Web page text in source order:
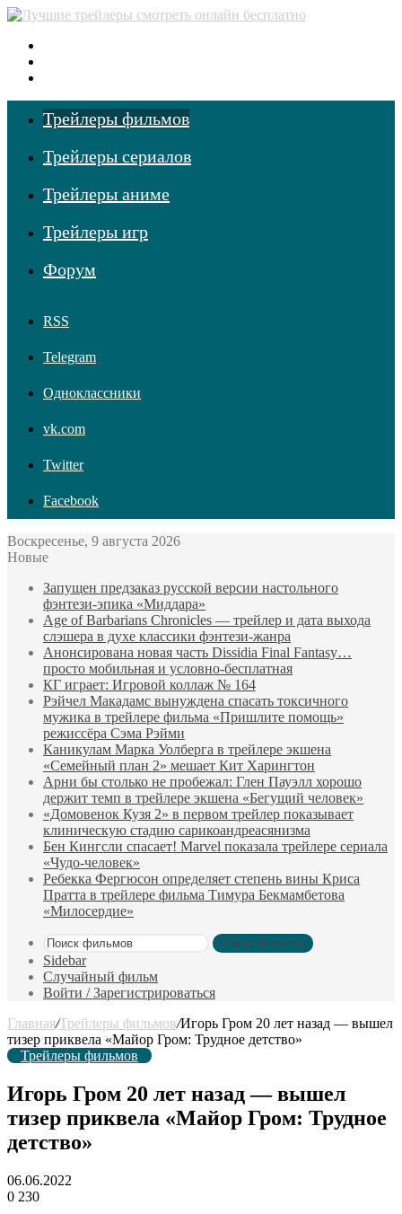
Трейлеры фильмов
Трейлеры сериалов
Трейлеры аниме
Трейлеры игр
Форум
RSS
Telegram
Одноклассники
vk.com
Twitter
Facebook
Воскресенье, 9 августа 2026
Новые
Запущен предзаказ русской версии настольного
фэнтези-эпика «Миддара»
Age of Barbarians Chronicles — трейлер и дата выхода
слэшера в духе классики фэнтези-жанра
Анонсирована новая часть Dissidia Final Fantasy…
просто мобильная и условно-бесплатная
КГ играет: Игровой коллаж № 164
Рэйчел Макадамс вынуждена спасать токсичного
мужика в трейлере фильма «Пришлите помощь»
режиссёра Сэма Рэйми
Каникулам Марка Уолберга в трейлере экшена
«Семейный план 2» мешает Кит Харингтон
Арни бы столько не пробежал: Глен Пауэлл хорошо
держит темп в трейлере экшена «Бегущий человек»
«Домовенок Кузя 2» в первом трейлер показывает
клиническую стадию сарикоандреасянизма
Бен Кингсли спасает! Marvel показала трейлере сериала
«Чудо-человек»
Ребекка Фергюсон определяет степень вины Криса
Пратта в трейлере фильма Тимура Бекмамбетова
«Милосердие»
Поиск фильмов
Sidebar
Случайный фильм
Войти / Зарегистрироваться
Главная/Трейлеры фильмов/Игорь Гром 20 лет назад — вышел
тизер приквела «Майор Гром: Трудное детство»
Трейлеры фильмов
Игорь Гром 20 лет назад — вышел
тизер приквела «Майор Гром: Трудное
детство»
06.06.2022
0 230